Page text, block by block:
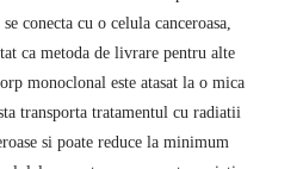
conecta cu o celula canceroasa,
ca metoda de livrare pentru alte
monoclonal este atasat la o mica
transporta tratamentul cu radiatii
si poate reduce la minimum